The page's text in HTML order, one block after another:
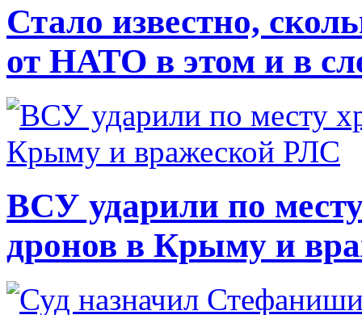
Стало известно,
от НАТО в этом и в
ВСУ ударили по
дронов в Крыму и